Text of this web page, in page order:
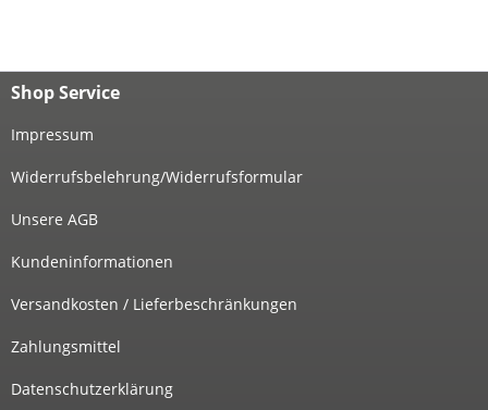
Shop Service
Impressum
Widerrufsbelehrung/Widerrufsformular
Unsere AGB
Kundeninformationen
Versandkosten / Lieferbeschränkungen
Zahlungsmittel
Datenschutzerklärung